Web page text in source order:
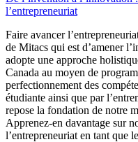
l’entrepreneuriat
Faire avancer
de Mitacs qui est d’amener
adopte une approche
Canada au moyen de
perfectionnement des
étudiante ainsi que par
repose la fondation de notre
Apprenez-en davantage sur
l’entrepreneuriat en tant